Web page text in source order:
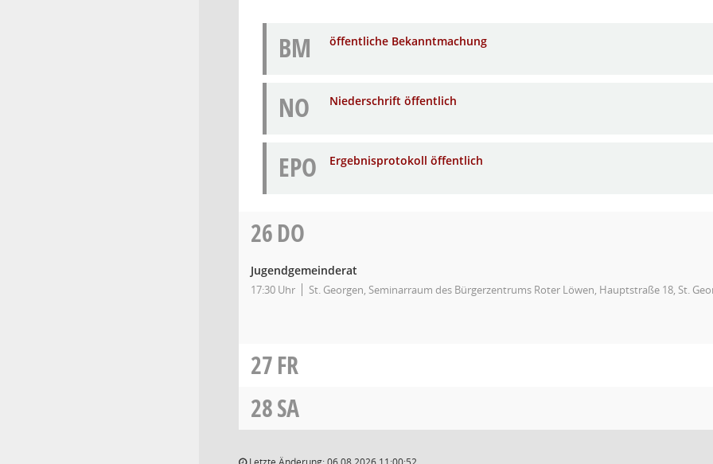
BM öffentliche Bekanntmachung
NO Niederschrift öffentlich
EPO Ergebnisprotokoll öffentlich
26DO
Jugendgemeinderat
17:30 Uhr St. Georgen, Seminarraum des Bürgerzentrums Roter Löwen, Hauptstraße 18, St.
27FR
28SA